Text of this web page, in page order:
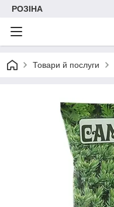
РОЗІНА
Товари й послуги